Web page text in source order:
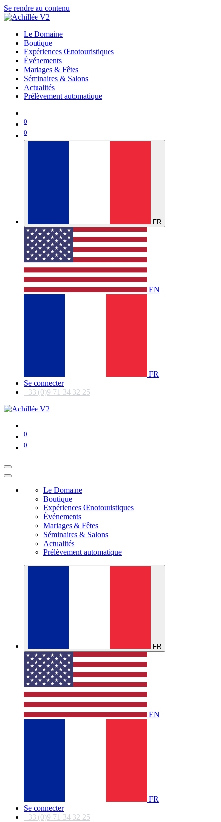
Se rendre au contenu
Le Domaine
Boutique
Expériences Œnotouristiques
Événements
Mariages & Fêtes
Séminaires & Salons
Actualités
Prélèvement automatique
0
0
FR
EN
FR
Se connecter
+33 (0)9 71 34 32 25
0
0
Le Domaine
Boutique
Expériences Œnotouristiques
Événements
Mariages & Fêtes
Séminaires & Salons
Actualités
Prélèvement automatique
FR
EN
FR
Se connecter
+33 (0)9 71 34 32 25